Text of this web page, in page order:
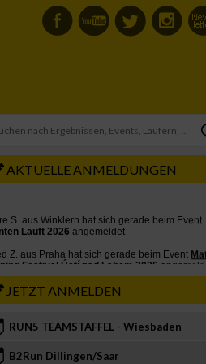
AKTUELLE ANMELDUNGEN
JETZT ANMELDEN
RUN5 TEAMSTAFFEL - Wiesbaden
B2Run Dillingen/Saar